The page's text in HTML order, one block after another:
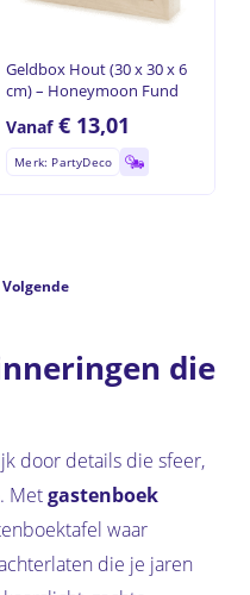
Geldbox Hout (30 x 30 x 6
cm) – Honeymoon Fund
Vanaf€ 13,01
Merk: PartyDeco
Volgende
die
door details die sfeer,
Metgastenboek
waar
die je jaren